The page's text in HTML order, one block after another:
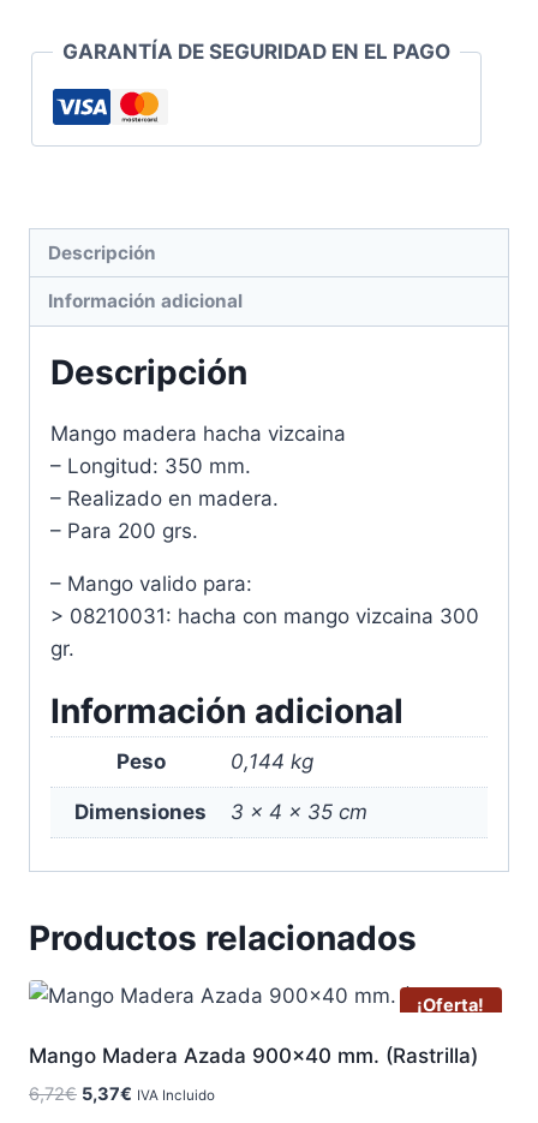
GARANTÍA DE SEGURIDAD EN EL PAGO
Descripción
Información adicional
Descripción
Mango madera hacha vizcaina
– Longitud: 350 mm.
– Realizado en madera.
– Para 200 grs.
– Mango valido para:
> 08210031: hacha con mango vizcaina 300
gr.
Información adicional
Peso 0,144 kg
Dimensiones 3 × 4 × 35 cm
Productos relacionados
¡Oferta!
Mango Madera Azada 900×40 mm. (Rastrilla)
6,72€ El
5,37€ El
IVA Incluido